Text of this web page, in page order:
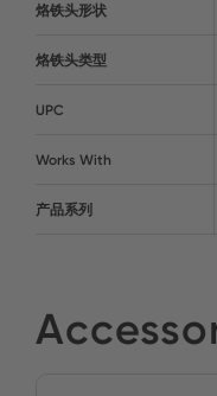
烙铁头形状
烙铁头类型
UPC
Works With
产品系列